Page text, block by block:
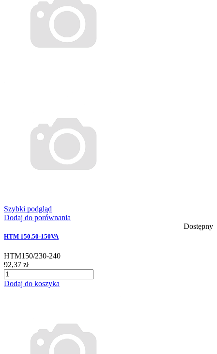
Szybki podgląd
Dodaj do porównania
Dostępny
HTM 150.50-150VA
HTM150/230-240
92,37 zł
Dodaj do koszyka